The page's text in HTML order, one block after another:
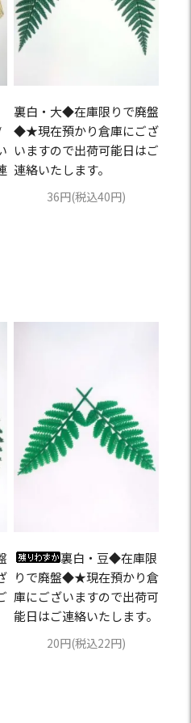
裏白・大◆在庫限りで廃盤
◆★現在預かり倉庫にござ
いますので出荷可能日はご
連絡いたします。
36円(税込40円)
裏白・豆◆在庫限
りで廃盤◆★現在預かり倉
庫にございますので出荷可
能日はご連絡いたします。
20円(税込22円)